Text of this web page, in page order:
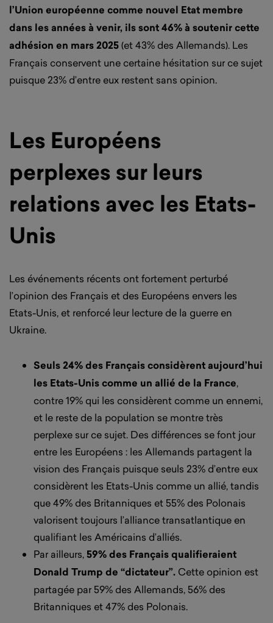
l’Union européenne comme nouvel Etat membre
dans les années à venir, ils sont 46% à soutenir cette
adhésion en mars 2025(et 43% des Allemands). Les
Français conservent une certaine hésitation sur ce sujet
puisque 23% d’entre eux restent sans opinion.
Les Européens
perplexes sur leurs
relations avec les Etats-
Unis
Les événements récents ont fortement perturbé
l’opinion des Français et des Européens envers les
Etats-Unis, et renforcé leur lecture de la guerre en
Ukraine.
Seuls 24% des Français considèrent aujourd’hui
les Etats-Unis comme un allié de la France,
contre 19% qui les considèrent comme un ennemi,
et le reste de la population se montre très
perplexe sur ce sujet. Des différences se font jour
entre les Européens : les Allemands partagent la
vision des Français puisque seuls 23% d’entre eux
considèrent les Etats-Unis comme un allié, tandis
que 49% des Britanniques et 55% des Polonais
valorisent toujours l’alliance transatlantique en
qualifiant les Américains d’alliés.
Par ailleurs,59% des Français qualifieraient
Donald Trump de “dictateur”. Cette opinion est
partagée par 59% des Allemands, 56% des
Britanniques et 47% des Polonais.